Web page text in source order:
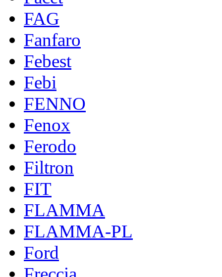
FAG
Fanfaro
Febest
Febi
FENNO
Fenox
Ferodo
Filtron
FIT
FLAMMA
FLAMMA-PL
Ford